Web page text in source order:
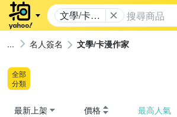
文學/卡漫
作家
名人簽名 文學/卡漫作家
全部
分類
最新上架 價格 最高人氣